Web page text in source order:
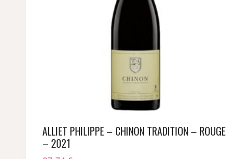
ALLIET PHILIPPE – CHINON TRADITION – ROUGE
– 2021